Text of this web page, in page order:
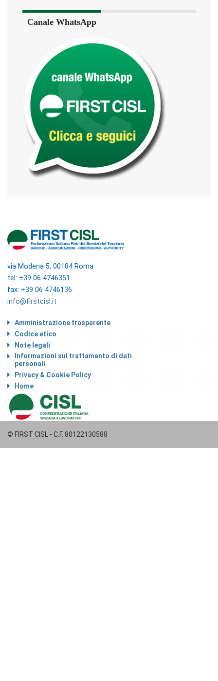
Canale WhatsApp
via Modena 5, 00184 Roma
tel: +39 06 4746351
fax: +39 06 4746136
info@firstcisl.it
Amministrazione trasparente
Codice etico
Note legali
Informazioni sul trattamento di dati
personali
Privacy & Cookie Policy
Home
© FIRST CISL - C.F. 80122130588